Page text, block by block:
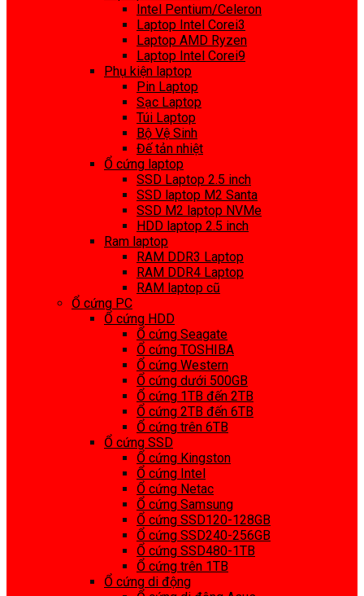
Intel Pentium/Celeron
Laptop Intel Corei3
Laptop AMD Ryzen
Laptop Intel Corei9
Phụ kiện laptop
Pin Laptop
Sạc Laptop
Túi Laptop
Bộ Vệ Sinh
Đế tản nhiệt
Ổ cứng laptop
SSD Laptop 2.5 inch
SSD laptop M2 Santa
SSD M2 laptop NVMe
HDD laptop 2.5 inch
Ram laptop
RAM DDR3 Laptop
RAM DDR4 Laptop
RAM laptop cũ
Ổ cứng PC
Ổ cứng HDD
Ổ cứng Seagate
Ổ cứng TOSHIBA
Ổ cứng Western
Ổ cứng dưới 500GB
Ổ cứng 1TB đến 2TB
Ổ cứng 2TB đến 6TB
Ổ cứng trên 6TB
Ổ cứng SSD
Ổ cứng Kingston
Ổ cứng Intel
Ổ cứng Netac
Ổ cứng Samsung
Ổ cứng SSD120-128GB
Ổ cứng SSD240-256GB
Ổ cứng SSD480-1TB
Ổ cứng trên 1TB
Ổ cứng di động